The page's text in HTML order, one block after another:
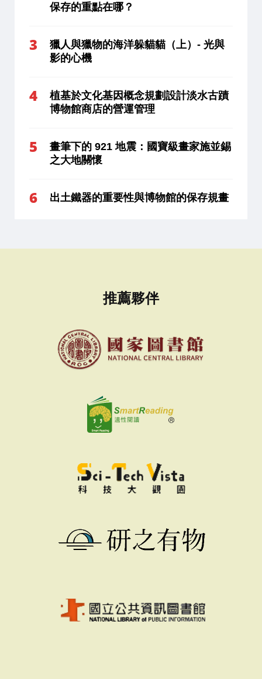
保存的重點在哪？
獵人與獵物的海洋躲貓貓（上）- 光與
影的心機
植基於文化基因概念規劃設計淡水古蹟
博物館商店的營運管理
畫筆下的 921 地震：國寶級畫家施並錫
之大地關懷
出土鐵器的重要性與博物館的保存規畫
推薦夥伴